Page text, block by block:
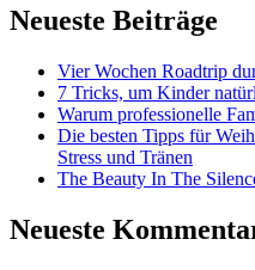
Neueste Beiträge
Vier Wochen Roadtrip
7 Tricks, um Kinder
Warum professionelle
Die besten Tipps für
Stress und Tränen
The Beauty In The
Neueste